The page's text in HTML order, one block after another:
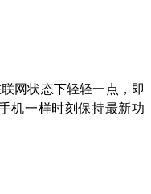
网状态下轻轻一点，即
机一样时刻保持最新功